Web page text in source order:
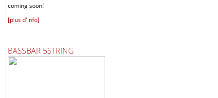
coming soon!
[plus d'info]
BASSBAR 5STRING